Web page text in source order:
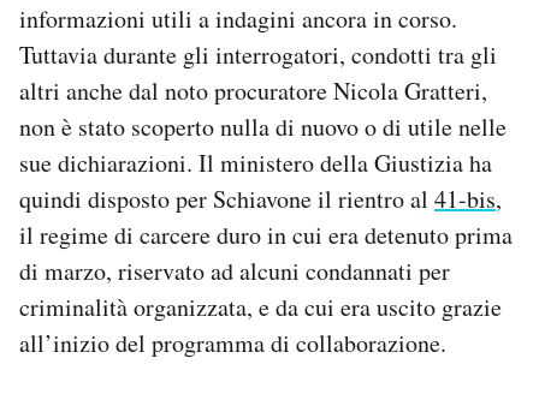
informazioni utili a indagini ancora in corso.
Tuttavia durante gli interrogatori, condotti tra gli
altri anche dal noto procuratore Nicola Gratteri,
non è stato scoperto nulla di nuovo o di utile nelle
sue dichiarazioni. Il ministero della Giustizia ha
quindi disposto per Schiavone il rientro al 41-bis,
il regime di carcere duro in cui era detenuto prima
di marzo, riservato ad alcuni condannati per
criminalità organizzata, e da cui era uscito grazie
all’inizio del programma di collaborazione.